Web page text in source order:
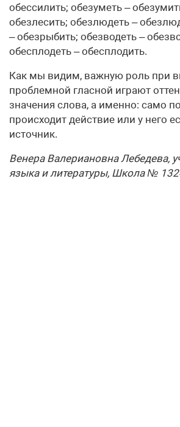
обессилить; обезуметь –
обезлесить; обезлюдеть –
– обезрыбить; обезводеть –
обесплодеть – обесплодить.
Как мы видим, важную роль при
проблемной гласной играют
значения слова, а именно: само
происходит действие или у него
источник.
Венера Валериановна Лебедева,
языка и литературы, Школа №